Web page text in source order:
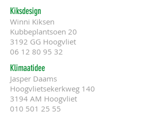
Kiksdesign
Winni Kiksen
Kubbeplantsoen 20
3192 GG Hoogvliet
06 12 80 95 32
Klimaatidee
Jasper Daams
Hoogvlietsekerkweg 140
3194 AM Hoogvliet
010 501 25 55